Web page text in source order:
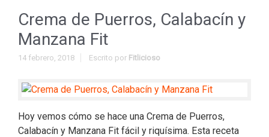
Crema de Puerros, Calabacín y
Manzana Fit
14 febrero, 2018 Escrito por Fitlicioso
Hoy vemos cómo se hace una Crema de Puerros,
Calabacín y Manzana Fit fácil y riquísima. Esta receta